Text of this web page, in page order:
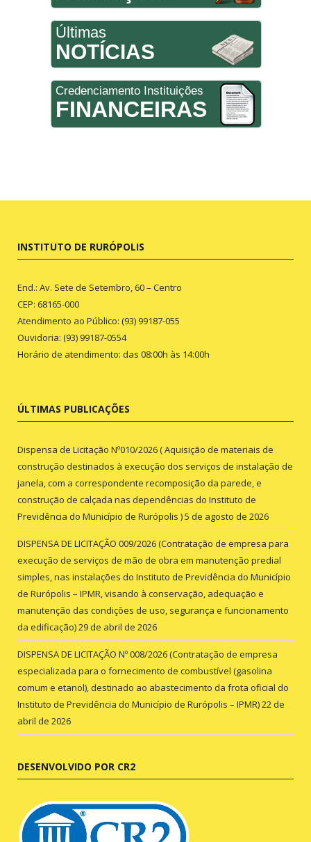
Últimas
NOTÍCIAS
Credenciamento Instituições
FINANCEIRAS
INSTITUTO DE RURÓPOLIS
End.: Av. Sete de Setembro, 60 – Centro
CEP: 68165-000
Atendimento ao Público: (93) 99187-055
Ouvidoria: (93) 99187-0554
Horário de atendimento: das 08:00h às 14:00h
ÚLTIMAS PUBLICAÇÕES
Dispensa de Licitação Nº010/2026 ( Aquisição de materiais de
construção destinados à execução dos serviços de instalação de
janela, com a correspondente recomposição da parede, e
construção de calçada nas dependências do Instituto de
Previdência do Município de Rurópolis )5 de agosto de 2026
DISPENSA DE LICITAÇÃO 009/2026 (Contratação de empresa para
execução de serviços de mão de obra em manutenção predial
simples, nas instalações do Instituto de Previdência do Município
de Rurópolis – IPMR, visando à conservação, adequação e
manutenção das condições de uso, segurança e funcionamento
da edificação)29 de abril de 2026
DISPENSA DE LICITAÇÃO Nº 008/2026 (Contratação de empresa
especializada para o fornecimento de combustível (gasolina
comum e etanol), destinado ao abastecimento da frota oficial do
Instituto de Previdência do Município de Rurópolis – IPMR)22 de
abril de 2026
DESENVOLVIDO POR CR2